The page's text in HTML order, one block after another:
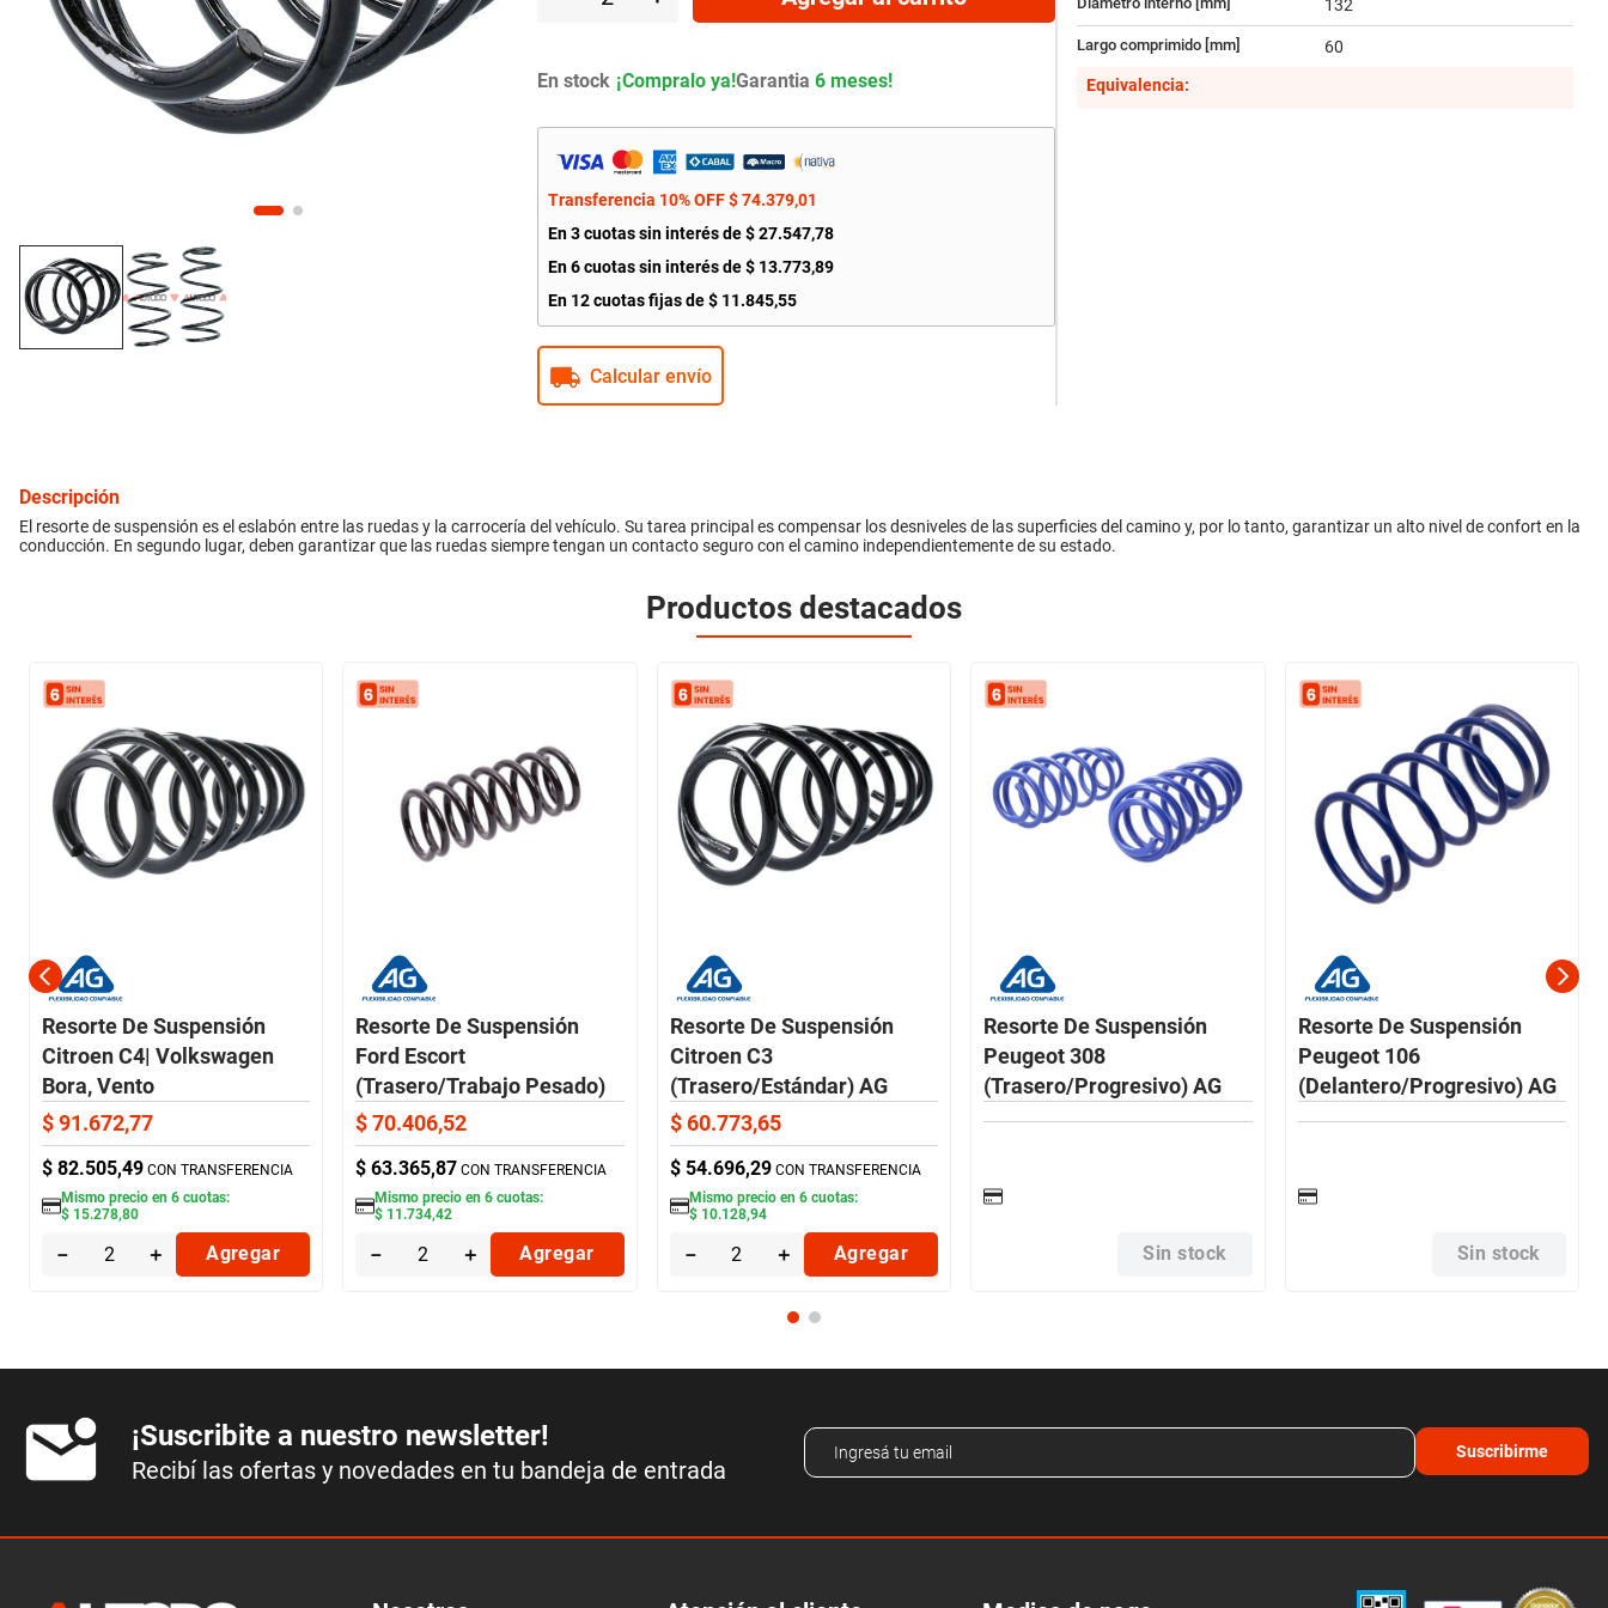
inyección
En stock Garantia 6 meses!
Transferencia 10% OFF$74.379,01
En3cuotas sin interés de$27.547,78
En6cuotas sin interés de$ 13.773,89
En 12cuotas fijas de$ 11.845,55
Calcular envío
132
Largo comprimido [mm]
60
Equivalencia:
Descripción
El resorte de suspensión es el eslabón entre las ruedas y la carrocería del vehículo. Su tarea principal es compensar los desniveles de las superficies del camino y, por lo tanto, garantizar un alto nivel de confort en la
conducción. En segundo lugar, deben garantizar que las ruedas siempre tengan un contacto seguro con el camino independientemente de su estado.
Productos destacados
Resorte De Suspensión
Citroen C4| Volkswagen
Bora, Vento
(Trasero/Estándar) AG
$91.672,77
$ 82.505,49 CON TRANSFERENCIA
Mismo precio en 6cuotas:
$ 15.278,80
＋
－ Agregar
Resorte De Suspensión
Ford Escort
(Trasero/Trabajo Pesado)
AG
$ 70.406,52
$ 63.365,87 CON TRANSFERENCIA
Mismo precio en6 cuotas:
$ 11 .734,42
＋
－ Agregar
Resorte De Suspensión
Citroen C3
(Trasero/Estándar) AG
$ 60.773,65
$ 54.696,29 CON TRANSFERENCIA
Mismo precio en 6cuotas:
$ 10.128,94
＋
－ Agregar
Resorte De Suspensión
Peugeot 308
(Trasero/Progresivo) AG
Sin stock
Resorte De Suspensión
Peugeot 106
(Delantero/Progresivo) AG
Sin stock
¡Suscribite a nuestro newsletter!
Recibí las ofertas y novedades en tu bandeja de entrada
Suscribirme
citroen c4